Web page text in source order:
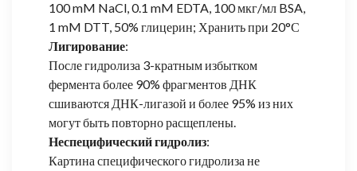
100 mM NaCl, 0.1 mM EDTA, 100 мкг/мл BSA,
1 mM DTT, 50% глицерин; Хранить при 20°С
Лигирование:
После гидролиза 3-кратным избытком
фермента более 90% фрагментов ДНК
сшиваются ДНК-лигазой и более 95% из них
могут быть повторно расщеплены.
Неспецифический гидролиз:
Картина специфического гидролиза не